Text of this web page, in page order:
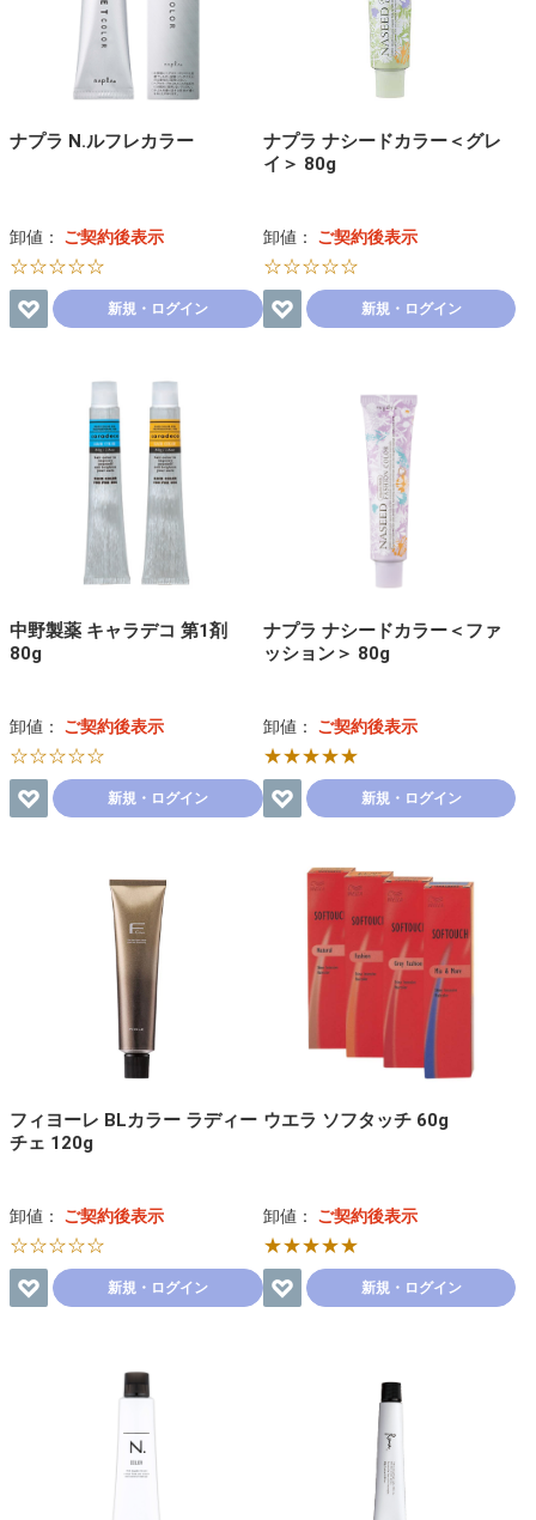
ナプラ N.ルフレカラー
卸値： ご契約後表示
☆☆☆☆☆
新規・ログイン
ナプラ ナシードカラー＜グレ
イ＞ 80g
卸値： ご契約後表示
☆☆☆☆☆
新規・ログイン
中野製薬 キャラデコ 第1剤
80g
卸値： ご契約後表示
☆☆☆☆☆
新規・ログイン
ナプラ ナシードカラー＜ファ
ッション＞ 80g
卸値： ご契約後表示
★★★★★
新規・ログイン
フィヨーレ BLカラー ラディー
チェ 120g
卸値： ご契約後表示
☆☆☆☆☆
新規・ログイン
ウエラ ソフタッチ 60g
卸値： ご契約後表示
★★★★★
新規・ログイン